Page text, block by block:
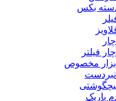
بکس
آچار
آچار فیلتر
ابزار مخصوص
انبردست
باریک